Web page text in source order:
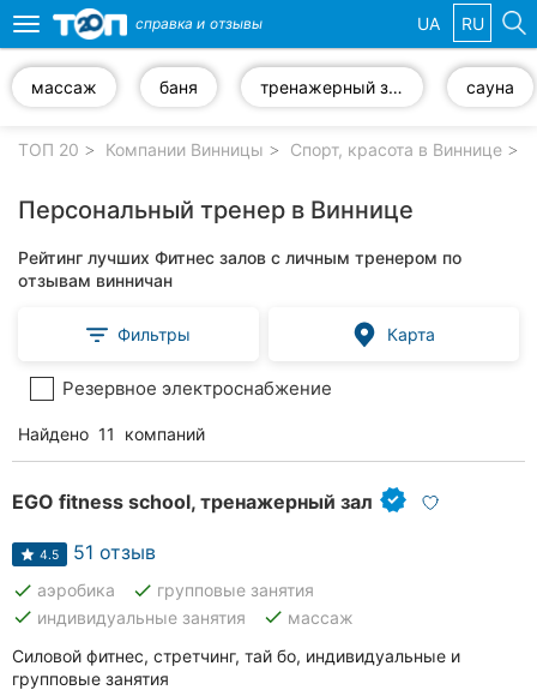
компании
Популярные
рубрики:
Стоматологии
Ветеринарные
Частные
клиники
Автошколы
Рестораны
Все
рубрики
Toggle
navigation
справка и отзывы UA RU
массаж баня тренажерный зал сауна
ТОП 20 Компании Винницы Спорт, красота в Виннице
Персональный тренер в Виннице
Рейтинг лучших Фитнес залов с личным тренером по
отзывам винничан
Фильтры Карта
Резервное электроснабжение
Найдено 11 компаний
EGO fitness school, тренажерный зал
4.5 51 отзыв
done аэробика done групповые занятия
done индивидуальные занятия done массаж
Силовой фитнес, стретчинг, тай бо, индивидуальные и
групповые занятия